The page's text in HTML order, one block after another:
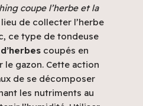
coupe l’herbe et la
lieu de collecter l’herbe
ce type de tondeuse
coupés en
le gazon. Cette action
de se décomposer
les nutriments au